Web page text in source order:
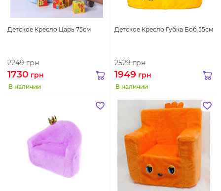
Детское Кресло Царь 75см
2249грн
1730 грн
В наличии
Детское Кресло Губка Боб 55см
2529грн
1949 грн
В наличии